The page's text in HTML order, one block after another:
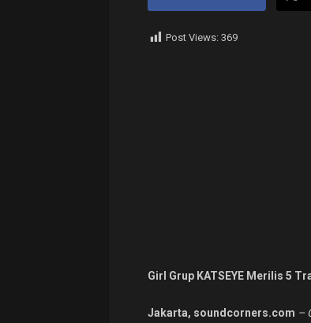
Post Views: 369
Girl Grup KATSEYE Merilis 5
Jakarta, soundcorners.com –